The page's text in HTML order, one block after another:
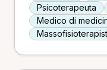
Psicoterapeuta
Medico di